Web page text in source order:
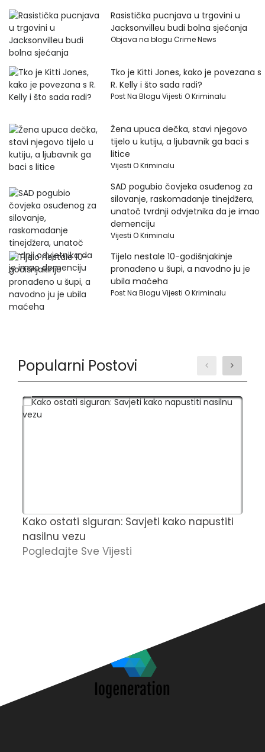
Rasistička pucnjava u trgovini u
Jacksonvilleu budi bolna sjećanja
Objava na blogu Crime News
Tko je Kitti Jones, kako je povezana s
R. Kelly i što sada radi?
Post Na Blogu Vijesti O Kriminalu
Žena upuca dečka, stavi njegovo
tijelo u kutiju, a ljubavnik ga baci s
litice
Vijesti O Kriminalu
SAD pogubio čovjeka osuđenog za
silovanje, raskomadanje tinejdžera,
unatoč tvrdnji odvjetnika da je imao
demenciju
Vijesti O Kriminalu
Tijelo nestale 10-godišnjakinje
pronađeno u šupi, a navodno ju je
ubila maćeha
Post Na Blogu Vijesti O Kriminalu
Popularni Postovi
Kako ostati siguran: Savjeti kako napustiti
nasilnu vezu
Pogledajte Sve Vijesti